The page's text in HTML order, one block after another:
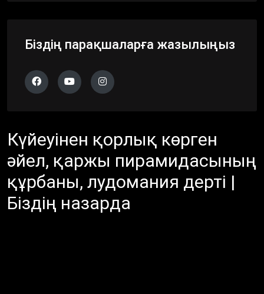
Біздің парақшаларға жазылыңыз
Күйеуінен қорлық көрген
әйел, қаржы пирамидасының
құрбаны, лудомания дерті |
Біздің назарда